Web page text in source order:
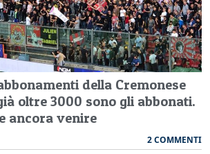
della Cremonese
oltre 3000 sono gli abbonati.
ancora venire
2 COMMENTI